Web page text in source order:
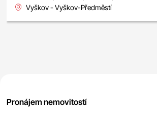
Vyškov - Vyškov-Předměstí
Pronájem nemovitostí